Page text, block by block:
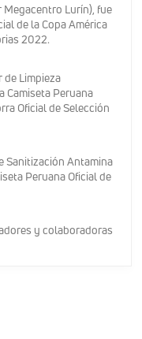
Megacentro Lurín), fue
de la Copa América
2022.
de Limpieza
Camiseta Peruana
Oficial de Selección
Sanitización Antamina
Peruana Oficial de
y colaboradoras